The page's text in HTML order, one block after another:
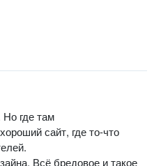
Но где там
сайт, где то-что
Всё бредовое и такое